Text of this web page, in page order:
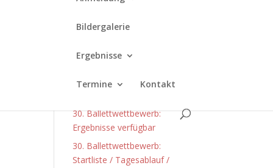
Bildergalerie
Ergebnisse
Termine Kontakt
Neueste Beiträge
Ballettwettbewerb ist
30. Ballettwettbewerb:
Ergebnisse verfügbar
30. Ballettwettbewerb:
Startliste / Tagesablauf /